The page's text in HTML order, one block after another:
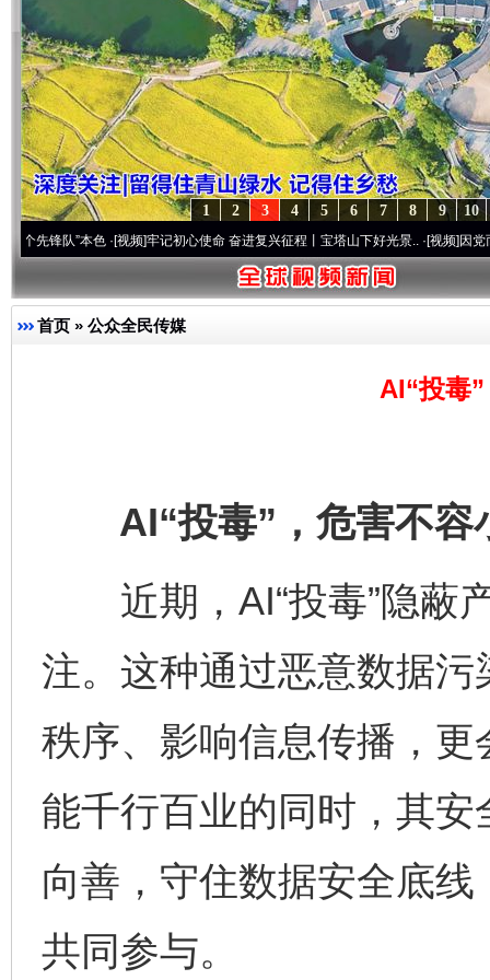
10
9
8
7
6
5
4
3
2
1
”本色·[视频]牢记初心使命 奋进复兴征程丨宝塔山下好光景..·[视频]因党而生 为党
首页 » 公众全民传媒
AI“投毒
AI“投毒”，危害不容
近期，AI“投毒”隐蔽
注。这种通过恶意数据
秩序、影响信息传播，
能千行百业的同时，其
向善，守住数据安全底
共同参与。